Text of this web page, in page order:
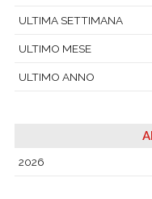
ULTIMA SETTIMANA
ULTIMO MESE
ULTIMO ANNO
2026